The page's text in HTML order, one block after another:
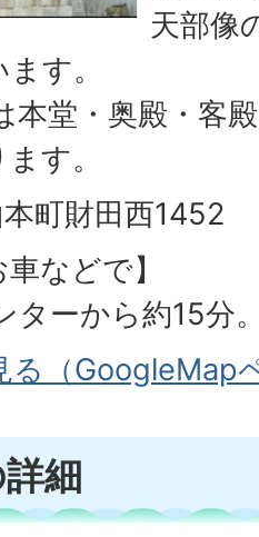
天部像
す。
本堂・奥殿・客
す。
町財田西1452
などで】
ターから約15分
る（GoogleMap
細